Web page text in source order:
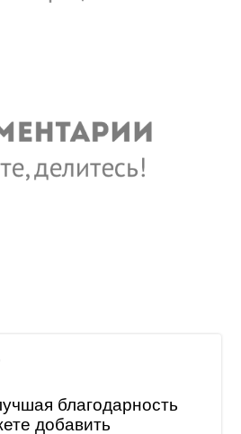
благодарность
добавить